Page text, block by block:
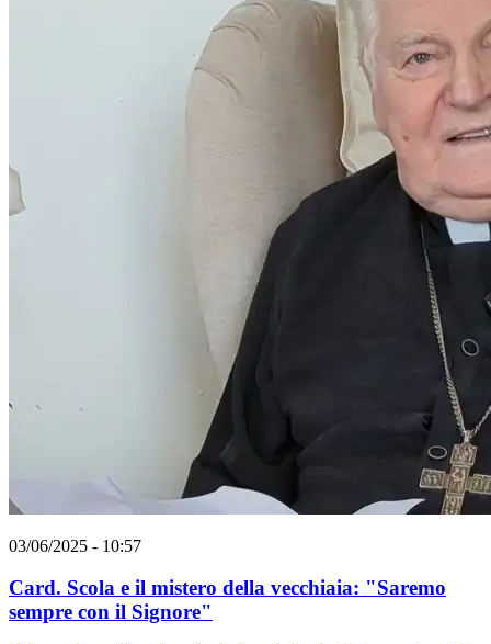
03/06/2025 - 10:57
Card. Scola e il mistero della vecchiaia: "Saremo
sempre con il Signore"